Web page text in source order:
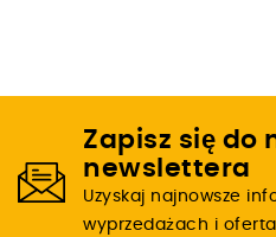
Zapisz się do
newslettera
Uzyskaj najnowsze
wyprzedażach i